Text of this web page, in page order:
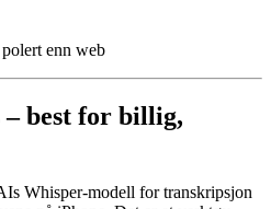
enn web
– best for billig,
Whisper-modell for transkripsjon